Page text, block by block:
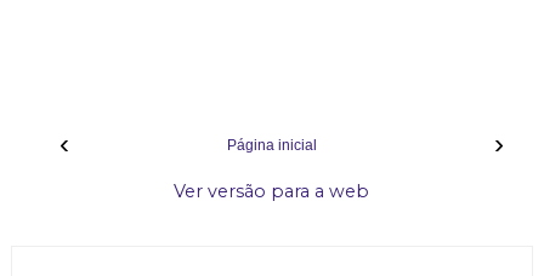
‹ ›
Página inicial
Ver versão para a web